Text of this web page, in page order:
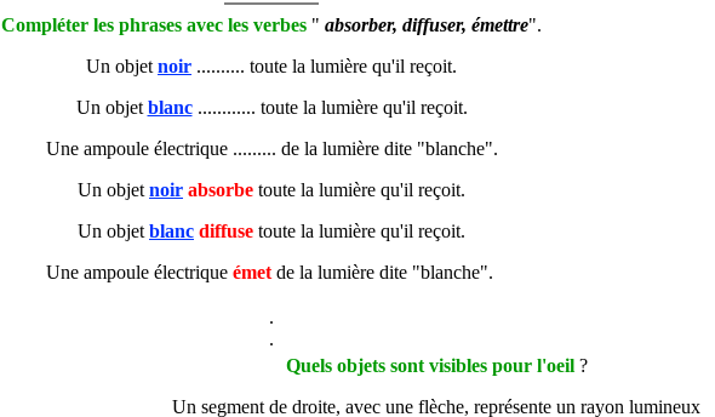
Compléter les phrases avec les verbes " absorber, diffuser, émettre".
Un objet noir .......... toute la lumière qu'il reçoit.
Un objet blanc............ toute la lumière qu'il reçoit.
Une ampoule électrique ......... de la lumière dite "blanche".
Un objet noir absorbe toute la lumière qu'il reçoit.
Un objet blanc diffuse toute la lumière qu'il reçoit.
Une ampoule électrique émetde la lumière dite "blanche".
.
.
Quels objets sont visibles pour l'oeil?
Un segment de droite, avec une flèche, représente un rayon lumineux